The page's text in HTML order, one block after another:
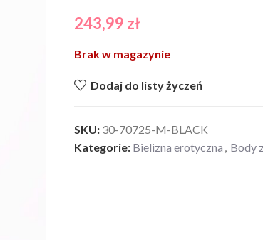
243,99 zł
Brak w magazynie
Dodaj do listy życzeń
SKU: 30-70725-M-BLACK
Kategorie: Bielizna erotyczna , Body